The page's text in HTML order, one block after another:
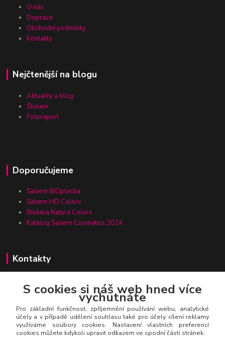
O nás
Doprava
Obchodní podmínky
Kontakty
Nejčtenější na blogu
Aktuality a blog
Školení
Fotoreport
Doporučujeme
Salerm BIOplastia
Salerm HD Colors
Biokera Natura Colors
Katalog Salerm Cosmetics 2024
Kontakty
Zákaznická linka Salerm.cz
+420 777 271 199
salerm@salerm.cz
S cookies si náš web hned více
vychutnáte
Pro základní funkčnost, zpříjemnění používání webu, analytické
účely a v případě udělení souhlasu také pro účely cílení reklamy
využíváme soubory cookies. Nastavení vlastních preferencí
cookies můžete kdykoli upravit odkazem ve spodní části stránek.